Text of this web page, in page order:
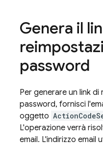
Genera il
password
Per generare un link
password, fornisci
oggetto
L'operazione verrà
email. L'indirizzo email